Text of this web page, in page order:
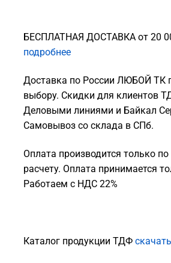
БЕСПЛАТНАЯ ДОСТАВКА от 20
подробнее
Доставка по России ЛЮБОЙ ТК
выбору. Скидки для клиентов
Деловыми линиями и Байкал
Самовывоз со склада в СПб.
Оплата производится только
расчету. Оплата принимается
Работаем с НДС 22%
Каталог продукции ТДФ